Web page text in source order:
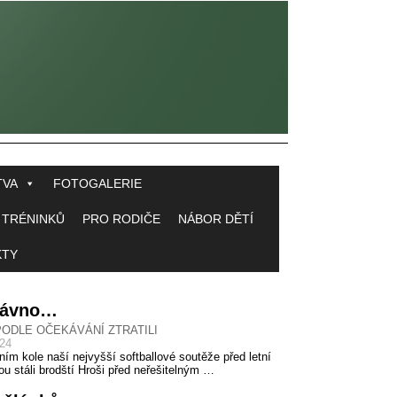
FOTOGALERIE
PRO RODIČE NÁBOR DĚTÍ
OČEKÁVÁNÍ ZTRATILI
kole naší nejvyšší softballové soutěže před letní
stáli brodští Hroši před neřešitelným …